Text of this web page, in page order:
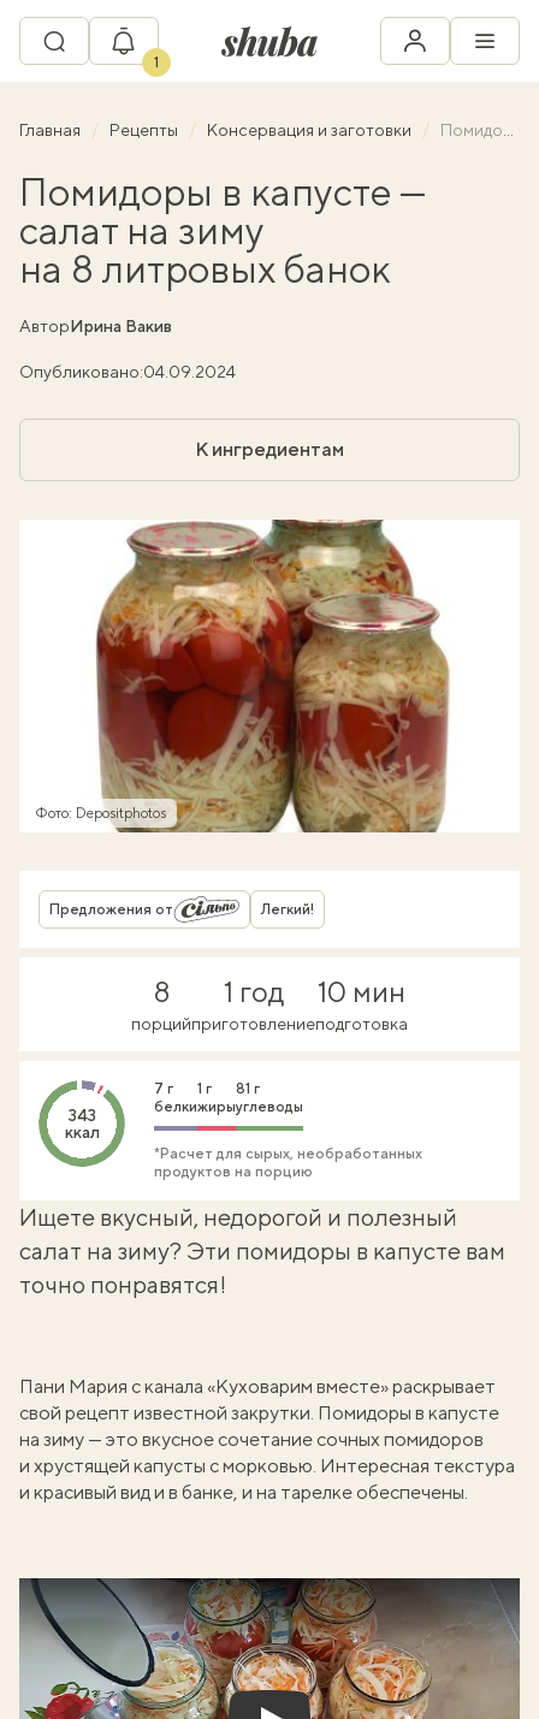
1
Главная Рецепты Консервация и заготовки Помидоры в капусте — салат на зиму на 8 литровых банок
Помидоры в капусте —
салат на зиму
на 8 литровых банок
АвторИрина Вакив
Опубликовано:04.09.2024
К ингредиентам
Фото: Depositphotos
Предложения от Легкий!
8
порций
1 год
приготовление
10 мин
подготовка
343
ккал
7 г
белки
1 г
жиры
81 г
углеводы
*Расчет для сырых, необработанных
продуктов на порцию
Ищете вкусный, недорогой и полезный
салат на зиму? Эти помидоры в капусте вам
точно понравятся!
Пани Мария с канала «Куховарим вместе» раскрывает
свой рецепт известной закрутки. Помидоры в капусте
на зиму — это вкусное сочетание сочных помидоров
и хрустящей капусты с морковью. Интересная текстура
и красивый вид и в банке, и на тарелке обеспечены.